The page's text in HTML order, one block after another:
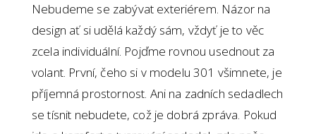
Nebudeme se zabývat exteriérem. Názor na
design ať si udělá každý sám, vždyť je to věc
zcela individuální. Pojďme rovnou usednout za
volant. První, čeho si v modelu 301 všimnete, je
příjemná prostornost. Ani na zadních sedadlech
se tísnit nebudete, což je dobrá zpráva. Pokud